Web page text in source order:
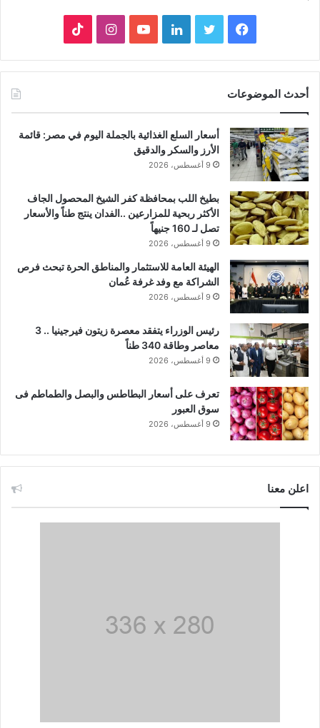
فيسبوك تويتر لينكدإنيوتيوبانستقرام
أحدث الموضوعات
أسعار السلع الغذائية بالجملة اليوم في مصر: قائمة
الأرز والسكر والدقيق
9 أغسطس، 2026
بطيخ اللب بمحافظة كفر الشيخ المحصول الجاف
الأكثر ربحية للمزارعين ..الفدان ينتج طناً والأسعار
تصل لـ 160 جنيهاً
9 أغسطس، 2026
الهيئة العامة للاستثمار والمناطق الحرة تبحث فرص
الشراكة مع وفد غرفة عُمان
9 أغسطس، 2026
رئيس الوزراء يتفقد معصرة زيتون فيرجينيا .. 3
معاصر وطاقة 340 طناً
9 أغسطس، 2026
تعرف على أسعار البطاطس والبصل والطماطم فى
سوق العبور
9 أغسطس، 2026
اعلن معنا